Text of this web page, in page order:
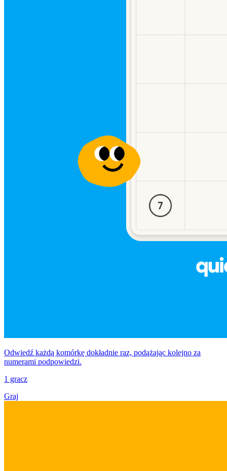
Odwiedź każdą komórkę dokładnie raz, podążając kolejno za
numerami podpowiedzi.
1 gracz
Graj